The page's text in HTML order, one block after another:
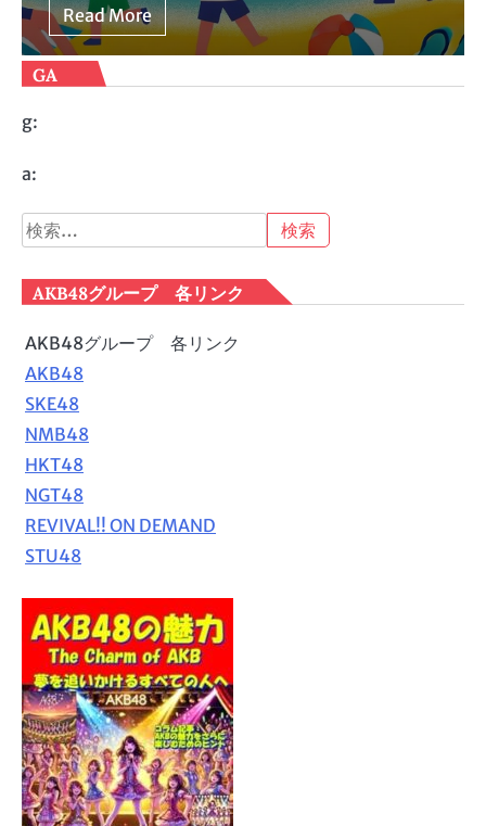
Read More
GA
g:
a:
検
索:
AKB48グループ 各リンク
AKB48グループ 各リンク
AKB48
SKE48
NMB48
HKT48
NGT48
REVIVAL!! ON DEMAND
STU48